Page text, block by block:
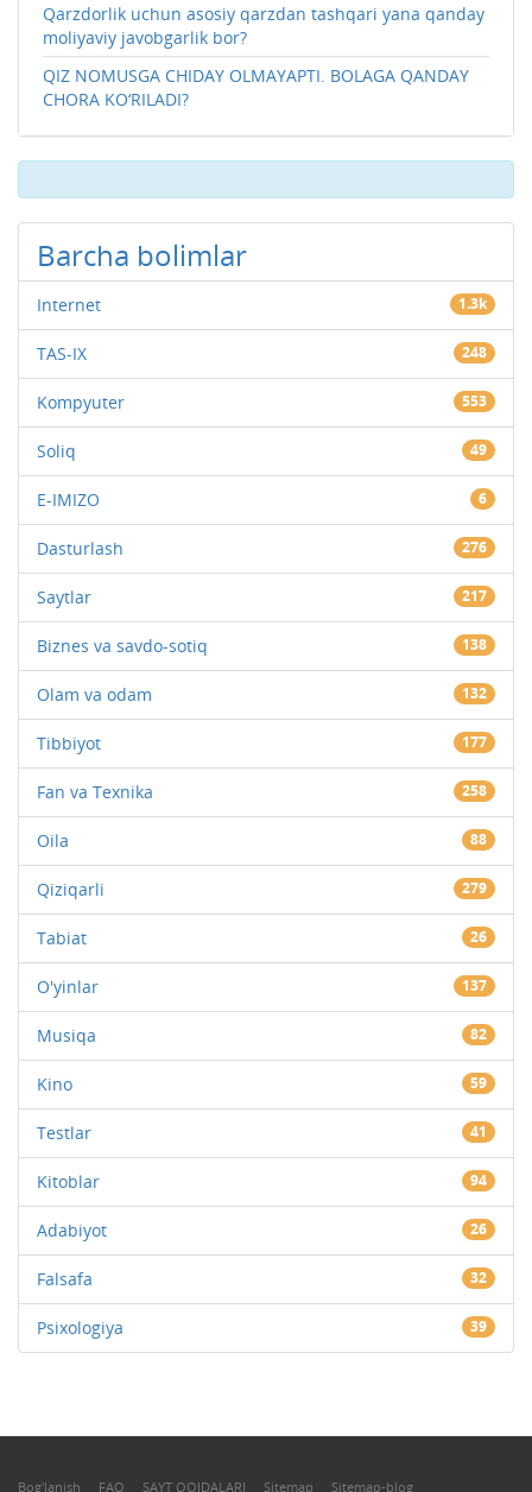
Qarzdorlik uchun asosiy qarzdan tashqari yana qanday
moliyaviy javobgarlik bor?
QIZ NOMUSGA CHIDAY OLMAYAPTI. BOLAGA QANDAY
CHORA KO‘RILADI?
Barcha bolimlar
Internet 1.3k
TAS-IX 248
Kompyuter 553
Soliq 49
E-IMIZO 6
Dasturlash 276
Saytlar 217
Biznes va savdo-sotiq 138
Olam va odam 132
Tibbiyot 177
Fan va Texnika 258
Oila 88
Qiziqarli 279
Tabiat 26
O'yinlar 137
Musiqa 82
Kino 59
Testlar 41
Kitoblar 94
Adabiyot 26
Falsafa 32
Psixologiya 39
Bog'lanish FAQ SAYT QOIDALARI Sitemap Sitemap-blog